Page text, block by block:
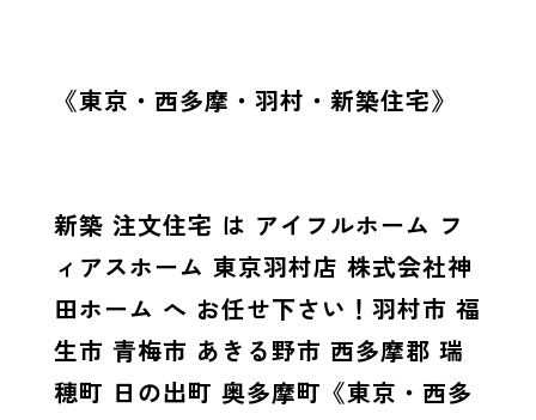
《東京・西多摩・羽村・新築住宅》
新築 注文住宅 は アイフルホーム フ
ィアスホーム 東京羽村店 株式会社神
田ホーム へ お任せ下さい！羽村市 福
生市 青梅市 あきる野市 西多摩郡 瑞
穂町 日の出町 奥多摩町《東京・西多